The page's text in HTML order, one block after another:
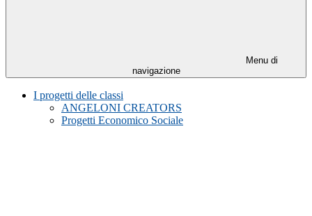
Menu di
navigazione
I progetti delle classi
ANGELONI CREATORS
Progetti Economico Sociale